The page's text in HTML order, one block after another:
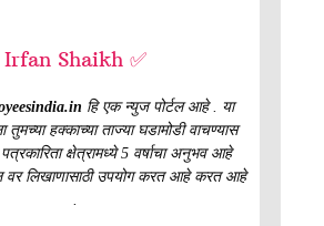
Irfan Shaikh ✅
हि एक न्युज पोर्टल आहे . या
तुमच्या हक्काच्या ताज्या घडामोडी वाचण्यास
क्षेत्रामध्ये 5 वर्षाचा अनुभव आहे
वर लिखाणासाठी उपयोग करत आहे करत आहे